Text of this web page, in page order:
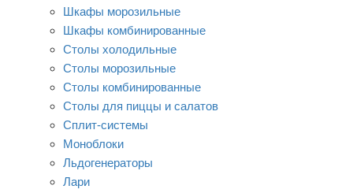
Шкафы морозильные
Шкафы комбинированные
Столы холодильные
Столы морозильные
Столы комбинированные
Столы для пиццы и салатов
Сплит-системы
Моноблоки
Льдогенераторы
Лари